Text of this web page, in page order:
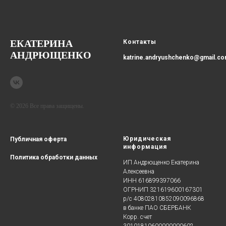
ЕКАТЕРИНА
АНДРЮЩЕНКО
© 2026 Все права защищены.
Контакты
Публичная оферта
Политика обработки данных
Юридическая
информация
ИП Андрющенко Екатерина
Алексеевна
ИНН 616899397066
ОГРНИП 321619600167301
р/с 40802810852090096868
в банке ПАО СБЕРБАНК
Корр. счет